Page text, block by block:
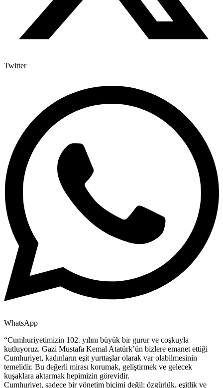
Twitter
WhatsApp
“Cumhuriyetimizin 102. yılını büyük bir gurur ve coşkuyla
kutluyoruz. Gazi Mustafa Kemal Atatürk’ün bizlere emanet ettiği
Cumhuriyet, kadınların eşit yurttaşlar olarak var olabilmesinin
temelidir. Bu değerli mirası korumak, geliştirmek ve gelecek
kuşaklara aktarmak hepimizin görevidir.
Cumhuriyet, sadece bir yönetim biçimi değil; özgürlük, eşitlik ve